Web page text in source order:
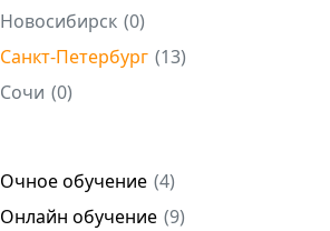
Продавец (2)
Архивариус (31)
Копирайтер
Оценщик недвижимости
Индивидуальные предприниматели
Новосибирск (0)
Санкт-Петербург (13)
Сочи (0)
Очное обучение (4)
Онлайн обучение (9)